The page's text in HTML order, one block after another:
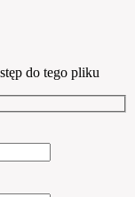
do tego pliku